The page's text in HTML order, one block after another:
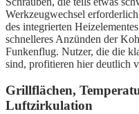
Werkzeugwechsel
des integrierten
schnelleres Anzünden der
Funkenflug. Nutzer, die die
sind, profitieren hier deutlich
Grillflächen,
Luftzirkulation